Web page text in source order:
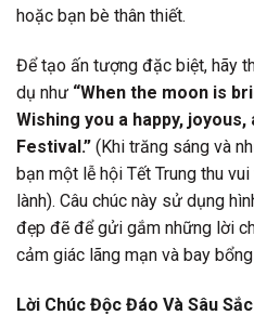
hoặc bạn bè thân thiết.
Để tạo ấn tượng đặc biệt, hãy
dụ như “When the moon is
Wishing you a happy,
Festival.” (Khi trăng sáng và
bạn một lễ hội Tết Trung thu
lành). Câu chúc này sử dụng
đẹp đẽ để gửi gắm những lời
cảm giác lãng mạn và bay
Lời Chúc Độc Đáo Và Sâu